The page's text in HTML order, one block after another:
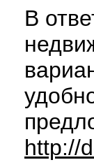
В
http://